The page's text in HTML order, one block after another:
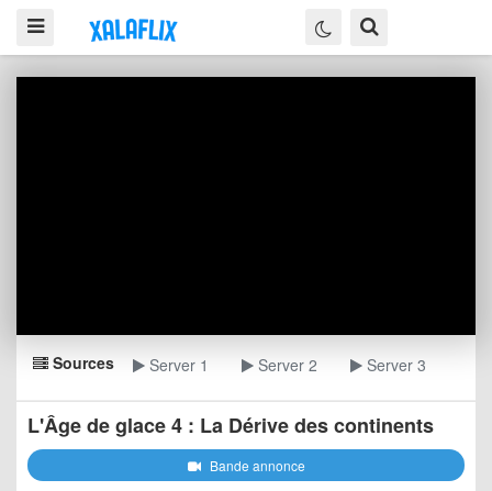
Sources Server 1 Server 2 Server 3
L'Âge de glace 4 : La Dérive des continents
Bande annonce